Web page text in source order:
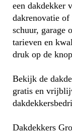
een dakdekker
dakrenovatie
schuur, garage
tarieven en
druk op de
Bekijk de
gratis en
Dakdekkers